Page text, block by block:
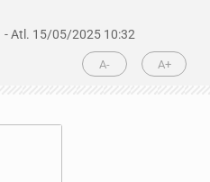
- Atl. 15/05/2025 10:32
A- A+